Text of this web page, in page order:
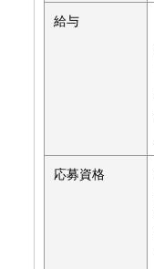
給与
応募資格